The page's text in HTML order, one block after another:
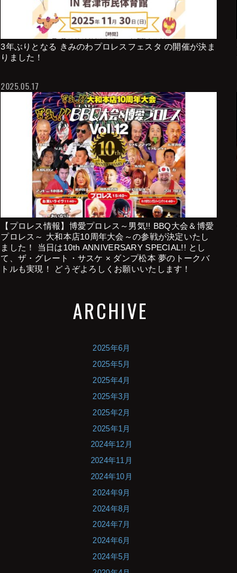
3年ぶりとなる きみのわプロレスフェスタ の開催が決ま
りました！
2025.05.17
【プロレス情報】博愛プロレス～男気!! BBQ大会＆博愛
プロレス～ 大和本店10周年大会～の参戦が決定いたし
ました！ 当日は10th ANNIVERSARY SPECIAL!! とし
て、ザ・グレート・サスケ × ダンプ松本 夢のトークバ
トルも実現！ どうぞよろしくお願いいたします！
ARCHIVE
2025年6月
2025年5月
2025年4月
2025年3月
2025年2月
2025年1月
2024年12月
2024年11月
2024年10月
2024年9月
2024年8月
2024年7月
2024年6月
2024年5月